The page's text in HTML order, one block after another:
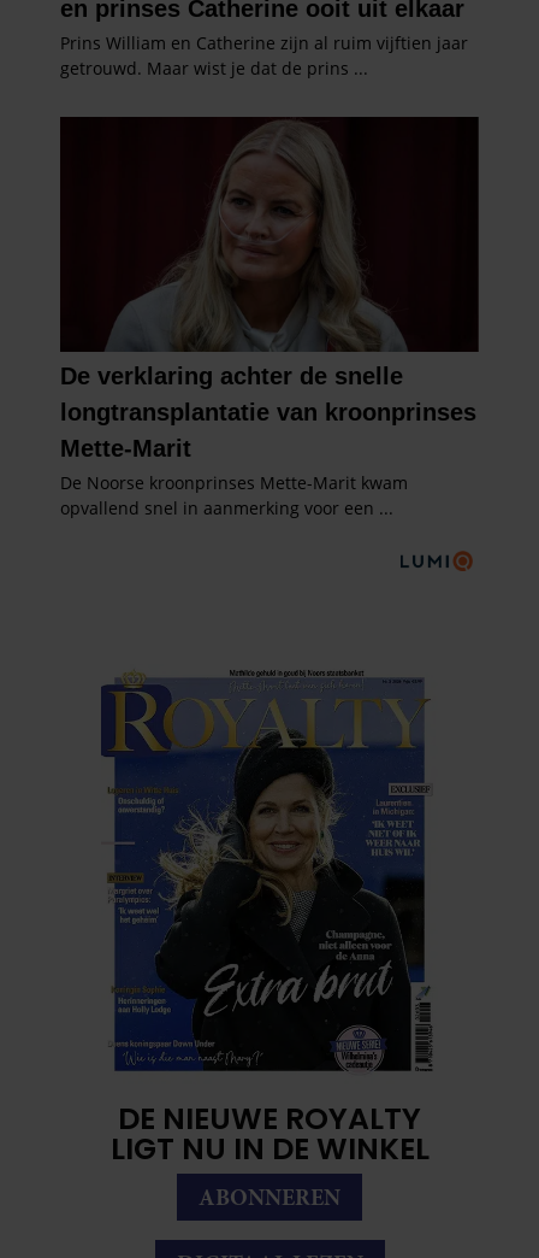
DE NIEUWE ROYALTY
LIGT NU IN DE WINKEL
ABONNEREN